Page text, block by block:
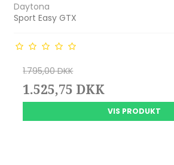
Daytona
Sport Easy GTX
1.795,00 DKK
1.525,75 DKK
VIS PRODUKT